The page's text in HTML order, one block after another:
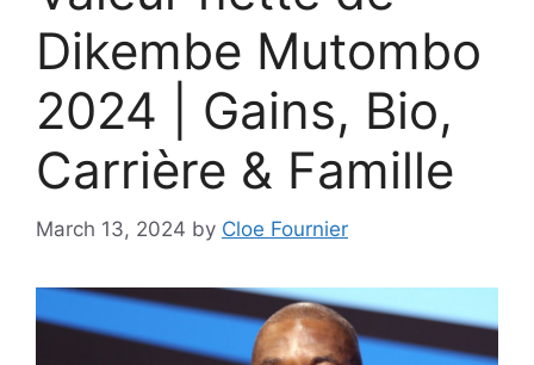
Dikembe Mutombo
2024 | Gains, Bio,
Carrière & Famille
March 13, 2024 by Cloe Fournier